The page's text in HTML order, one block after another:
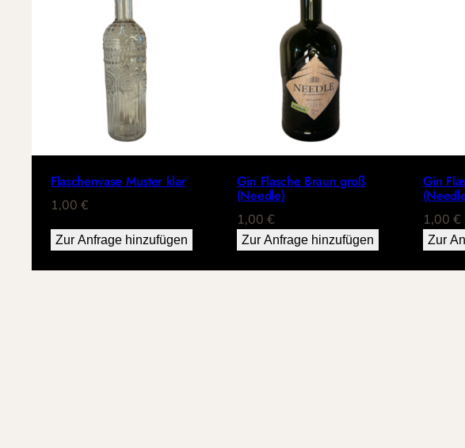
Flaschenvase Muster klar
1,00 €
Zur Anfrage hinzufügen
Gin Flasche Braun groß
(Needle)
1,00 €
Zur Anfrage hinzufügen
Gin
1,00 €
Zur